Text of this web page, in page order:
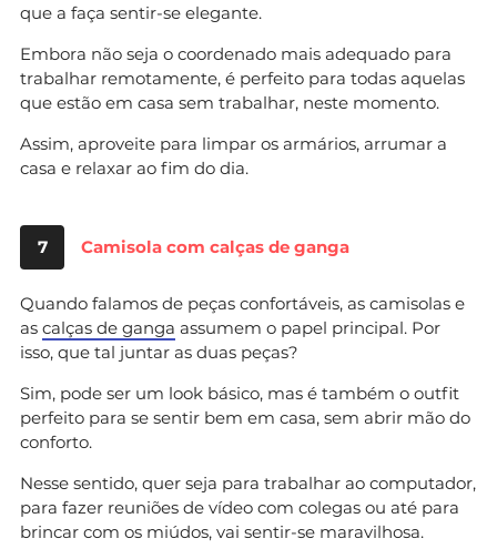
que a faça sentir-se elegante.
Embora não seja o coordenado mais adequado para
trabalhar remotamente, é perfeito para todas aquelas
que estão em casa sem trabalhar, neste momento.
Assim, aproveite para limpar os armários, arrumar a
casa e relaxar ao fim do dia.
7 Camisola com calças de ganga
Quando falamos de peças confortáveis, as camisolas e
as calças de ganga assumem o papel principal. Por
isso, que tal juntar as duas peças?
Sim, pode ser um look básico, mas é também o outfit
perfeito para se sentir bem em casa, sem abrir mão do
conforto.
Nesse sentido, quer seja para trabalhar ao computador,
para fazer reuniões de vídeo com colegas ou até para
brincar com os miúdos, vai sentir-se maravilhosa.